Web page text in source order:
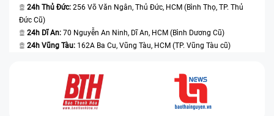
24h Thủ Đức: 256 Võ Văn Ngân, Thủ Đức, HCM (Bình Thọ, TP. Thủ
Đức Cũ)
24h Dĩ An: 70 Nguyễn An Ninh, Dĩ An, HCM (Bình Dương Cũ)
24h Vũng Tàu: 162A Ba Cu, Vũng Tàu, HCM (TP. Vũng Tàu cũ)